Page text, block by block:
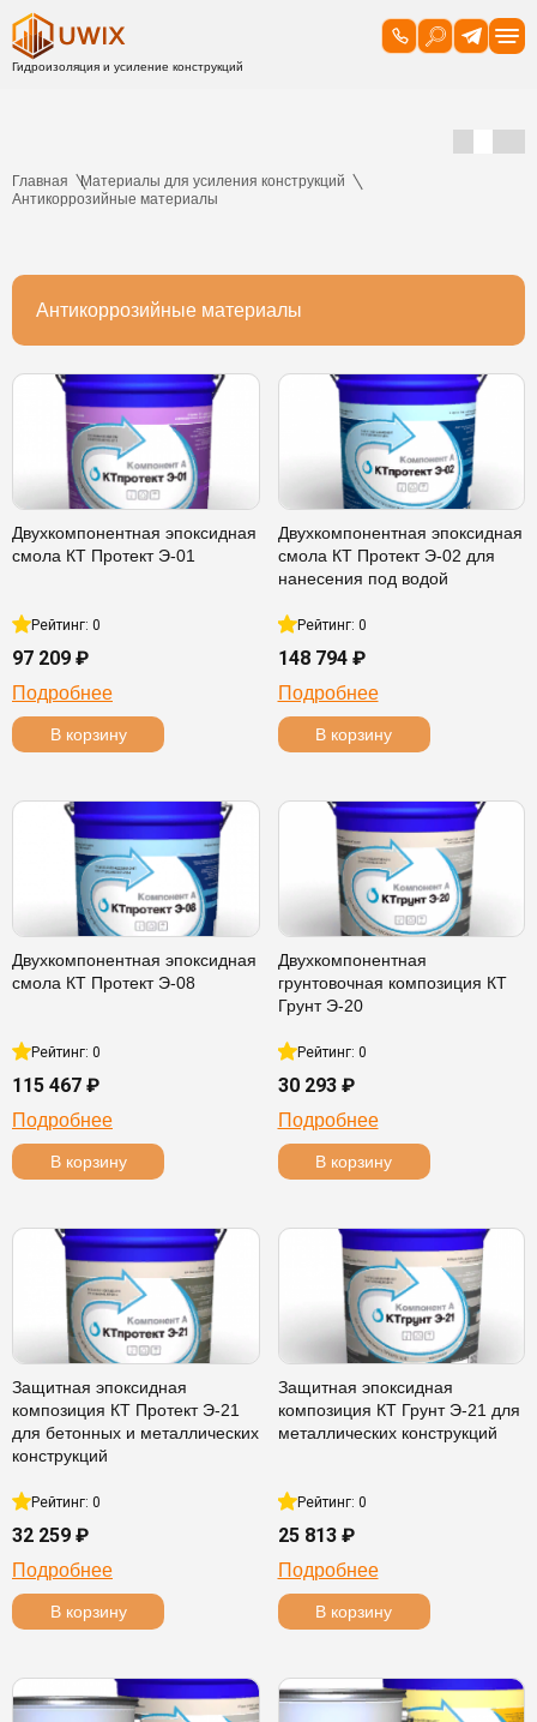
Главная
Материалы для усиления конструкций
Антикоррозийные материалы
Антикоррозийные материалы
Двухкомпонентная эпоксидная
смола КТ Протект Э-01
Рейтинг: 0
97 209 ₽
Подробнее
В корзину
Двухкомпонентная эпоксидная
смола КТ Протект Э-02 для
нанесения под водой
Рейтинг: 0
148 794 ₽
Подробнее
В корзину
Двухкомпонентная эпоксидная
смола КТ Протект Э-08
Рейтинг: 0
115 467 ₽
Подробнее
В корзину
Двухкомпонентная
грунтовочная композиция КТ
Грунт Э-20
Рейтинг: 0
30 293 ₽
Подробнее
В корзину
Защитная эпоксидная
композиция КТ Протект Э-21
для бетонных и металлических
конструкций
Рейтинг: 0
32 259 ₽
Подробнее
В корзину
Защитная эпоксидная
композиция КТ Грунт Э-21 для
металлических конструкций
Рейтинг: 0
25 813 ₽
Подробнее
В корзину